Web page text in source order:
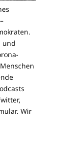
und
Wir